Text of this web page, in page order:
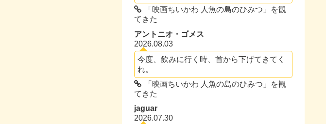
「映画ちいかわ 人魚の島のひみつ」を観
てきた
アントニオ・ゴメス
2026.08.03
今度、飲みに行く時、首から下げてきてく
れ。
「映画ちいかわ 人魚の島のひみつ」を観
てきた
jaguar
2026.07.30